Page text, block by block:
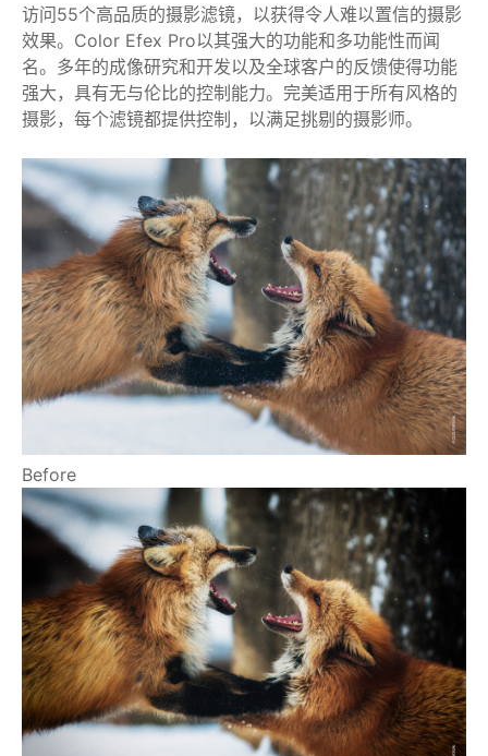
访问55个高品质的摄影滤镜，以获得令人难以置信的摄影
效果。Color Efex Pro以其强大的功能和多功能性而闻
名。多年的成像研究和开发以及全球客户的反馈使得功能
强大，具有无与伦比的控制能力。完美适用于所有风格的
摄影，每个滤镜都提供控制，以满足挑剔的摄影师。
Before